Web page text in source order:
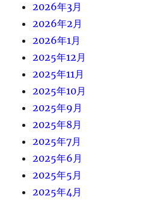
2026年3月
2026年2月
2026年1月
2025年12月
2025年11月
2025年10月
2025年9月
2025年8月
2025年7月
2025年6月
2025年5月
2025年4月